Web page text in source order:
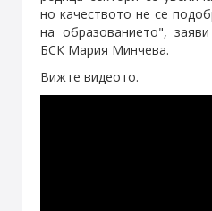
но качеството не се
на образованието",
БСК Мария Минчева.
Вижте видеото.